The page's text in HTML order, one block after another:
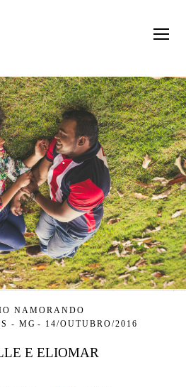
NAMORANDO
- MG
14/OUTUBRO/2016
E ELIOMAR